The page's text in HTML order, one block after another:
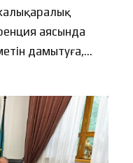
аясында
дамытуға,...